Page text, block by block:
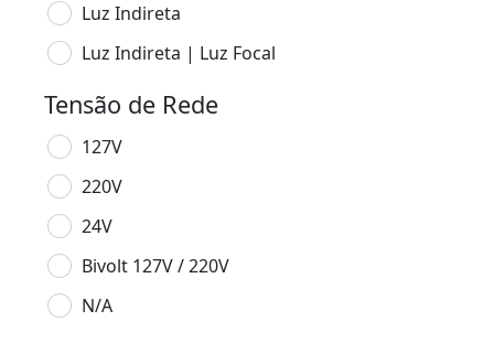
Luz Indireta
Luz Indireta | Luz Focal
Tensão de Rede
127V
220V
24V
Bivolt 127V / 220V
N/A